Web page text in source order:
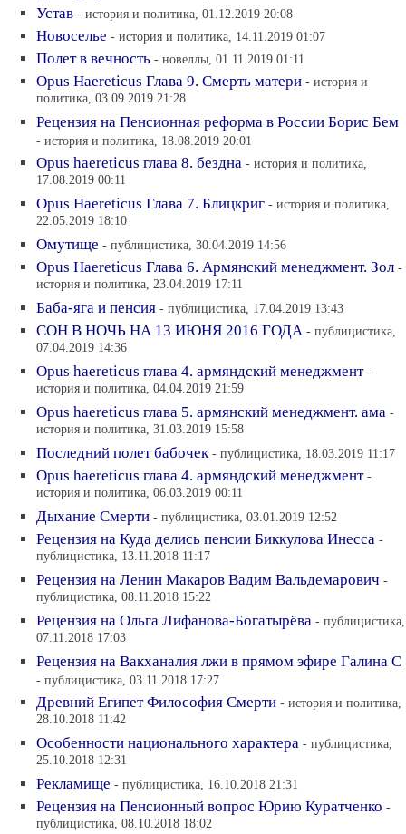
Устав - история и политика, 01.12.2019 20:08
Новоселье - история и политика, 14.11.2019 01:07
Полет в вечность - новеллы, 01.11.2019 01:11
Opus Haereticus Глава 9. Смерть матери - история и
политика, 03.09.2019 21:28
Рецензия на Пенсионная реформа в России Борис Бем
- история и политика, 18.08.2019 20:01
Opus haereticus глава 8. бездна - история и политика,
17.08.2019 00:11
Opus Haereticus Глава 7. Блицкриг - история и политика,
22.05.2019 18:10
Омутище - публицистика, 30.04.2019 14:56
Opus Haereticus Глава 6. Армянский менеджмент. Зол -
история и политика, 23.04.2019 17:11
Баба-яга и пенсия - публицистика, 17.04.2019 13:43
СОН В НОЧЬ НА 13 ИЮНЯ 2016 ГОДА - публицистика,
07.04.2019 14:36
Opus haereticus глава 4. армяндский менеджмент -
история и политика, 04.04.2019 21:59
Opus haereticus глава 5. армянский менеджмент. ама -
история и политика, 31.03.2019 15:58
Последний полет бабочек - публицистика, 18.03.2019 11:17
Opus haereticus глава 4. армяндский менеджмент -
история и политика, 06.03.2019 00:11
Дыхание Смерти - публицистика, 03.01.2019 12:52
Рецензия на Куда делись пенсии Биккулова Инесса -
публицистика, 13.11.2018 11:17
Рецензия на Ленин Макаров Вадим Вальдемарович -
публицистика, 08.11.2018 15:22
Рецензия на Ольга Лифанова-Богатырёва - публицистика,
07.11.2018 17:03
Рецензия на Вакханалия лжи в прямом эфире Галина С
- публицистика, 03.11.2018 17:27
Древний Египет Философия Смерти - история и политика,
28.10.2018 11:42
Особенности национального характера - публицистика,
25.10.2018 12:31
Рекламище - публицистика, 16.10.2018 21:31
Рецензия на Пенсионный вопрос Юрию Куратченко -
публицистика, 08.10.2018 18:02